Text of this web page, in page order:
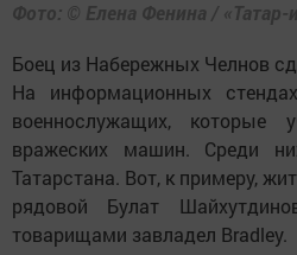
Фото: © Елена Фенина / «Татар-
Боец из Набережных Челнов
На информационных
военнослужащих, которые
вражеских машин. Среди
Татарстана. Вот, к примеру,
рядовой Булат
товарищами завладел Bradley.